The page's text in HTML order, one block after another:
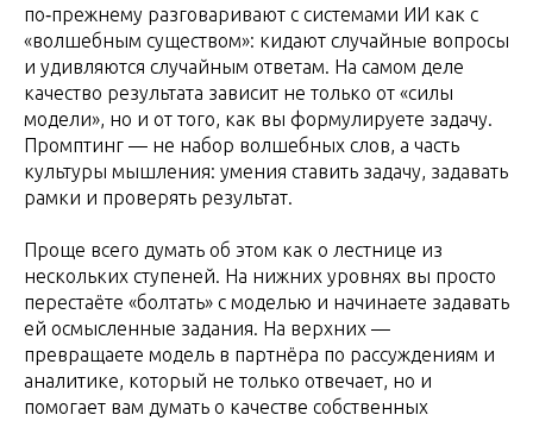
по‑прежнему разговаривают с системами ИИ как с
«волшебным существом»: кидают случайные вопросы
и удивляются случайным ответам. На самом деле
качество результата зависит не только от «силы
модели», но и от того, как вы формулируете задачу.
Промптинг — не набор волшебных слов, а часть
культуры мышления: умения ставить задачу, задавать
рамки и проверять результат.
Проще всего думать об этом как о лестнице из
нескольких ступеней. На нижних уровнях вы просто
перестаёте «болтать» с моделью и начинаете задавать
ей осмысленные задания. На верхних —
превращаете модель в партнёра по рассуждениям и
аналитике, который не только отвечает, но и
помогает вам думать о качестве собственных